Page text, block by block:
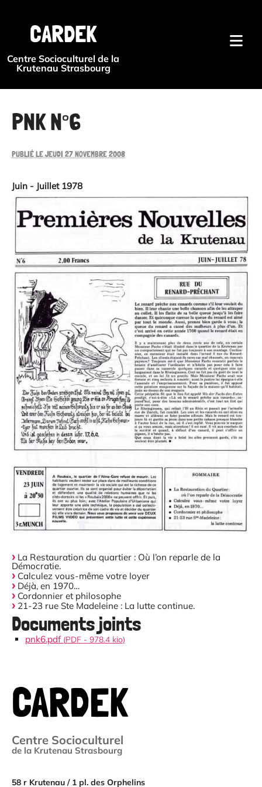
CARDEK
Centre Socioculturel de la
Krutenau Strasbourg
PNK N°6
PUBLIÉ LE JEUDI 27 NOVEMBRE 2008
Juin - Juillet 1978
La Restauration du quartier : Où l’on reparle de la
Démocratie.
Calculez vous-même votre loyer
Déjà, en 1970…
Cordonnier et philosophe
21-23 rue Ste Madeleine : La lutte continue.
Documents joints
pnk6.pdf (PDF- 978.4 kio)
CARDEK
Centre Socioculturel
de la Krutenau Strasbourg
58 r Krutenau / 1 pl. des Orphelins